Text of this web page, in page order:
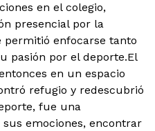
en el colegio,
presencial por la
enfocarse tanto
pasión por el deporte.El
en un espacio
refugio y redescubrió
fue una
emociones, encontrar